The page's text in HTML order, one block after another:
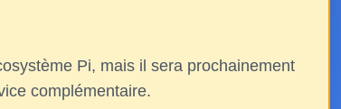
Pi, mais il sera prochainement
complémentaire.